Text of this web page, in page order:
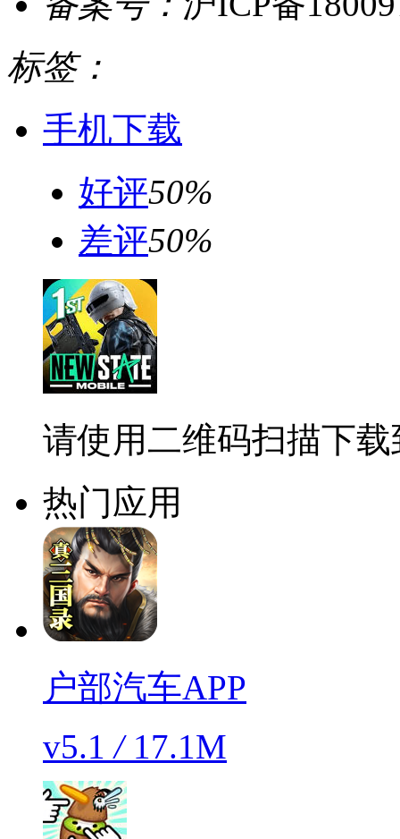
标签：
手机下载
好评50%
差评50%
请使用二维码扫描下
热门应用
户部汽车APP
v5.1/17.1M